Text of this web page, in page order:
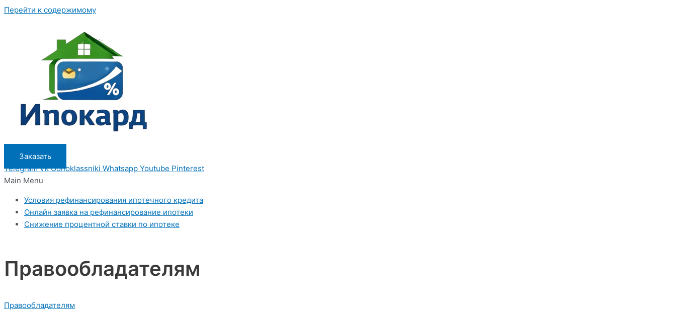
Перейти к содержимому
Заказать
Telegram Vk Odnoklassniki Whatsapp Youtube Pinterest
Main Menu
Условия рефинансирования ипотечного кредита
Онлайн заявка на рефинансирование ипотеки
Снижение процентной ставки по ипотеке
Правообладателям
Правообладателям